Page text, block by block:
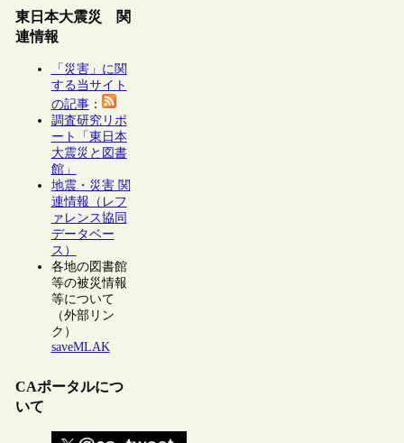
東日本大震災 関
連情報
「災害」に関
する当サイト
の記事：
調査研究リポ
ート「東日本
大震災と図書
館」
地震・災害 関
連情報（レフ
ァレンス協同
データベー
ス）
各地の図書館
等の被災情報
等について
（外部リン
ク）
saveMLAK
CAポータルにつ
いて